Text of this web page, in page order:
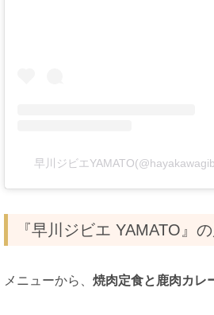
早川ジビエ
『早川ジビエ YAMATO』
メニューから、 焼肉定食と鹿肉カレ